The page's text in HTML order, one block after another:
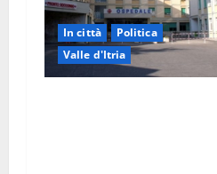
In città
Politica
Valle d'Itria